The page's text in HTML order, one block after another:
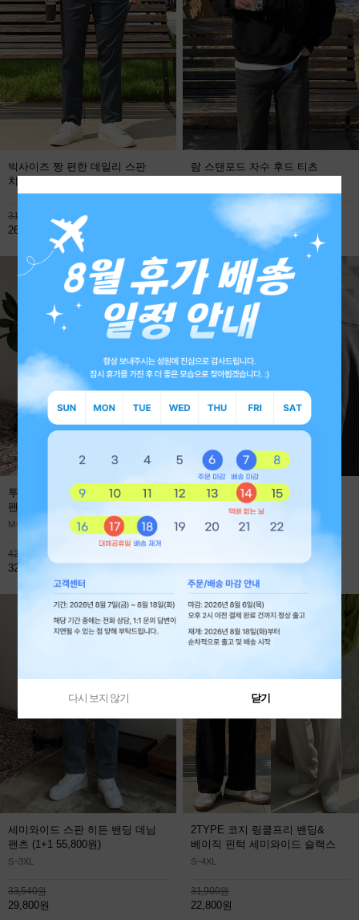
빅사이즈 짱 편한 데일리 스판
치노팬츠
31,900원
26,800원
람 스탠포드 자수 후드 티츠
59,800원
투턱 사계절 프리미엄 와이드 데님
팬츠
M~XL
42,800원
32,800원
에어로 쿨에버 절개 오버핏 긴팔
M~XL
세미와이드 스판 히든 밴딩 데님
팬츠 (1+1 55,800원)
S~3XL
33,540원
29,800원
2TYPE 코지 링클프리 밴딩&
베이직 핀턱 세미와이드 슬랙스
S~4XL
31,900원
22,800원
다시 보지 않기 닫기